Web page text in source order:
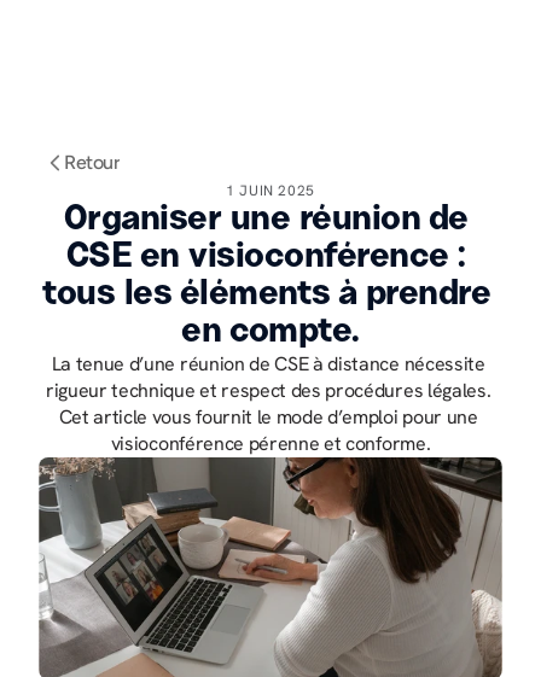
Retour
1 JUIN 2025
Organiser une réunion de
CSE en visioconférence :
tous les éléments à prendre
en compte.
La tenue d’une réunion de CSE à distance nécessite
rigueur technique et respect des procédures légales.
Cet article vous fournit le mode d’emploi pour une
visioconférence pérenne et conforme.